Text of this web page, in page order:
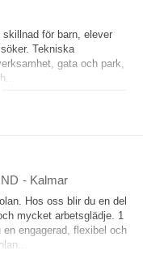
för barn, elever
Tekniska
gata och park,
- Kalmar
Hos oss blir du en del
mycket arbetsglädje. 1
engagerad, flexibel och